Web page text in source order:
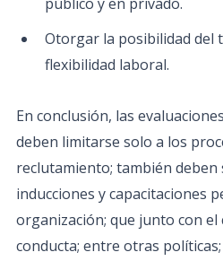
Otorgar la posibilidad del
flexibilidad laboral.
En conclusión, las
deben limitarse solo a los
reclutamiento; también deben
inducciones y capacitaciones
organización; que junto con el
conducta; entre otras